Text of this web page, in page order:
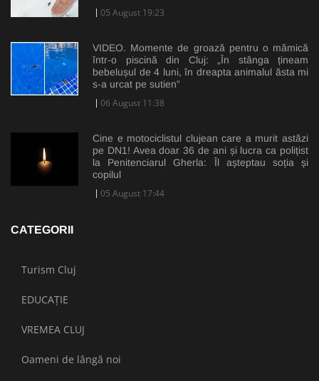
05 August 19:23
VIDEO. Momente de groază pentru o mămică
într-o piscină din Cluj: „În stânga țineam
bebelușul de 4 luni, în dreapta animalul ăsta mi
s-a urcat pe sutien”
06 August 11:38
Cine e motociclistul clujean care a murit astăzi
pe DN1! Avea doar 36 de ani și lucra ca polițist
la Penitenciarul Gherla: Îl așteptau soția și
copilul
05 August 17:44
CATEGORII
Turism Cluj
EDUCAȚIE
VREMEA CLUJ
Oameni de lângă noi